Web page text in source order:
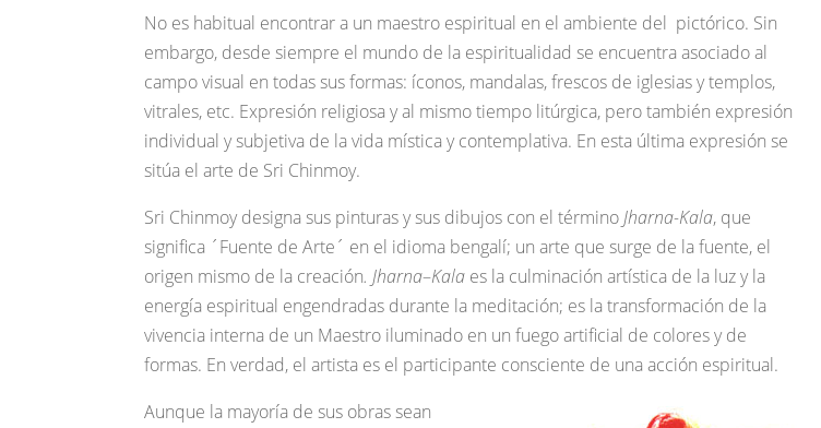
No es habitual encontrar a un maestro espiritual en el ambiente del pictórico. Sin
embargo, desde siempre el mundo de la espiritualidad se encuentra asociado al
campo visual en todas sus formas: íconos, mandalas, frescos de iglesias y templos,
vitrales, etc. Expresión religiosa y al mismo tiempo litúrgica, pero también expresión
individual y subjetiva de la vida mística y contemplativa. En esta última expresión se
sitúa el arte de Sri Chinmoy.
Sri Chinmoy designa sus pinturas y sus dibujos con el términoJharna-Kala, que
significa ´Fuente de Arte´ en el idioma bengalí; un arte que surge de la fuente, el
origen mismo de la creación. Jharna–Kala es la culminación artística de la luz y la
energía espiritual engendradas durante la meditación; es la transformación de la
vivencia interna de un Maestro iluminado en un fuego artificial de colores y de
formas. En verdad, el artista es el participante consciente de una acción espiritual.
Aunque la mayoría de sus obras sean